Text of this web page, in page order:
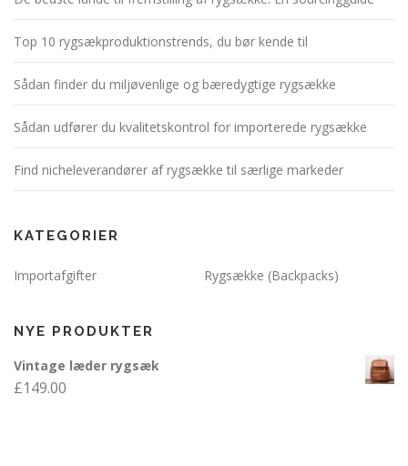
Top 10 rygsækproduktionstrends, du bør kende til
Sådan finder du miljøvenlige og bæredygtige rygsække
Sådan udfører du kvalitetskontrol for importerede rygsække
Find nicheleverandører af rygsække til særlige markeder
KATEGORIER
Importafgifter Rygsække (Backpacks)
NYE PRODUKTER
Vintage læder rygsæk
£149.00